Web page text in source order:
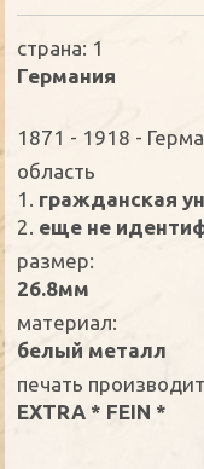
страна: 1
Германия
1871 - 1918 -
oбласть
1.
гражданская
2. еще не
размер:
26.8мм
материал:
белый металл
печать
EXTRA * FEIN *